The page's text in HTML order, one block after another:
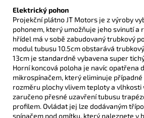
Elektrický pohon
Projekční plátno JT Motors je z výroby
pohonem, který umožňuje jeho svinutí a
hřídel má v sobě zabudovaný trubkový
modul tubusu 10.5cm obstarává
13cm je standardně vybavena super
Horní koncová poloha je navíc opatřena
mikrospínačem, kterýeliminuje
rozměru plochy vlivem teploty a vlhkosti
zaručeno přesné uzavření tubusu
profilem.Ovládat jej lze dodávaným
spínačem pod omítku, který naleznete v